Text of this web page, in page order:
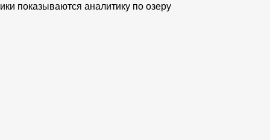
показываются аналитику по озеру